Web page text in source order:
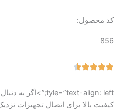
کد محصول:
856
tyle=”text-align: left;”>اگر به دنبال یک
کیفیت بالا برای اتصال تجهیزات